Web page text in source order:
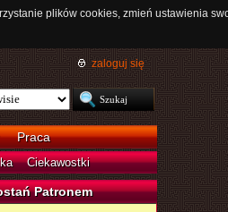
plików cookies, zmień ustawienia
zaloguj się
Praca
Ciekawostki
Patronem